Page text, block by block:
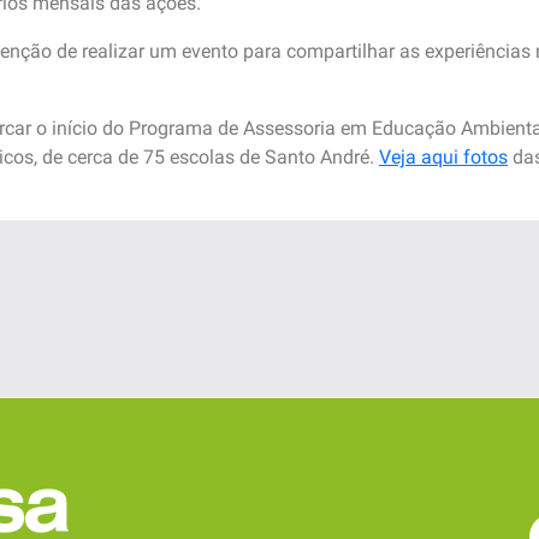
de realizar um evento para compartilhar as
o início do Programa de Assessoria em Educação
de cerca de 75 escolas de Santo André. Veja aqui fotos